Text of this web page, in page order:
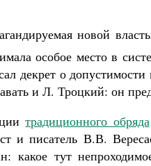
новой
особое место в
декрет о
и Л. Троцкий: он
традиционного обряда
и писатель В.В.
какое тут